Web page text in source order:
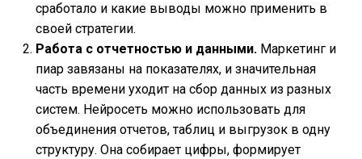
сработало и какие выводы можно применить в
своей стратегии.
Работа с отчетностью и данными. Маркетинг и
пиар завязаны на показателях, и значительная
часть времени уходит на сбор данных из разных
систем. Нейросеть можно использовать для
объединения отчетов, таблиц и выгрузок в одну
структуру. Она собирает цифры, формирует